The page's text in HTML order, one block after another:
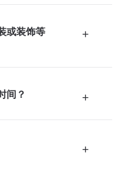
或装饰等
+
间？ +
+